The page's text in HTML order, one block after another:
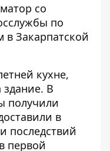
со
по
Закарпатской
кухне,
здание. В
получили
в
последствий
первой